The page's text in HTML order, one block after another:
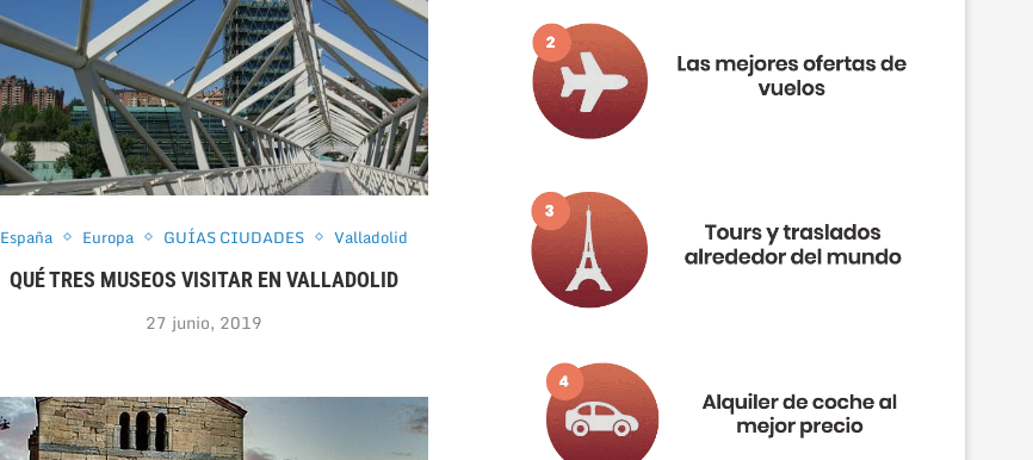
España Europa GUÍAS CIUDADES Valladolid
QUÉ TRES MUSEOS VISITAR EN VALLADOLID
27 junio, 2019